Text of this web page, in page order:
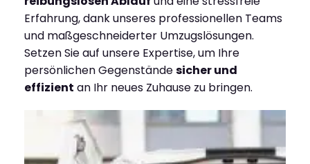
Erfahrung, dank unseres professionellen Teams
und maßgeschneiderter Umzugslösungen.
Setzen Sie auf unsere Expertise, um Ihre
persönlichen Gegenständesicher und
effizient an Ihr neues Zuhause zu bringen.